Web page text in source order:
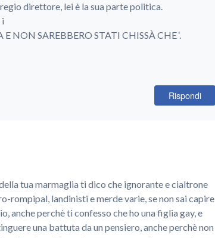
direttore, lei è la sua parte politica.
i
NON SAREBBERO STATI CHISSÀ CHE ‘.
Rispondi
tua marmaglia ti dico che ignorante e cialtrone
rompipal, landinisti e merde varie, se non sai capire
anche perchè ti confesso che ho una figlia gay, e
una battuta da un pensiero, anche perchè non